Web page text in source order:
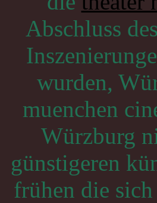
Abschluss
wurden,
muenchen
Würzburg
günstigeren
frühen die